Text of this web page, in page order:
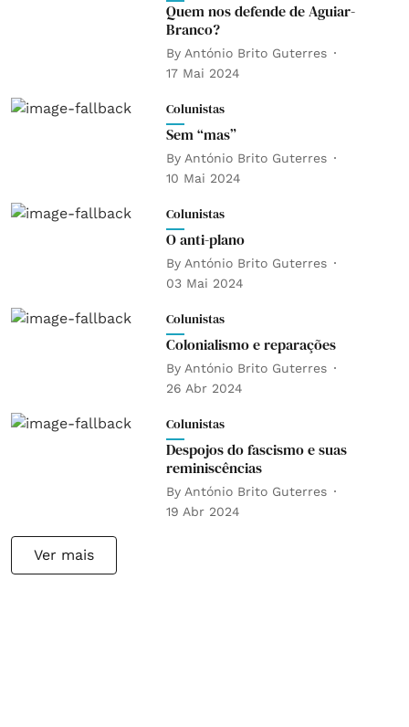
Quem nos defende de Aguiar-
Branco?
By António Brito Guterres
17 Mai 2024
Colunistas
Sem “mas”
By António Brito Guterres
10 Mai 2024
Colunistas
O anti-plano
By António Brito Guterres
03 Mai 2024
Colunistas
Colonialismo e reparações
By António Brito Guterres
26 Abr 2024
Colunistas
Despojos do fascismo e suas
reminiscências
By António Brito Guterres
19 Abr 2024
Ver mais